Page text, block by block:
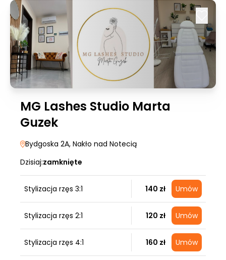
MG Lashes Studio Marta
Guzek
Bydgoska 2A, Nakło nad Notecią
Dzisiaj:zamknięte
Stylizacja rzęs 3:1 140 zł Umów
Stylizacja rzęs 2:1 120 zł Umów
Stylizacja rzęs 4:1 160 zł Umów